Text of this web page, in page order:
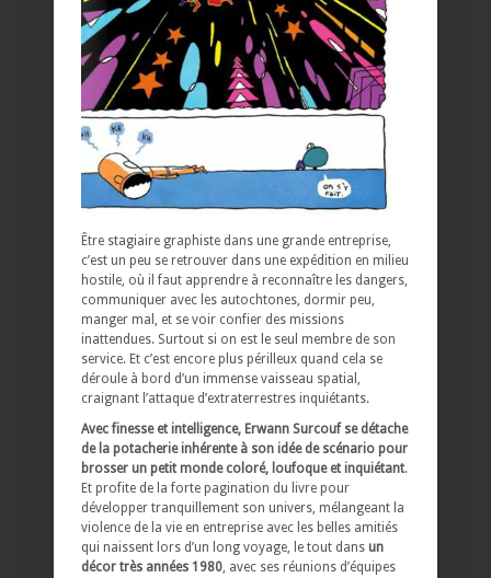
Être stagiaire graphiste dans une grande entreprise,
c’est un peu se retrouver dans une expédition en milieu
hostile, où il faut apprendre à reconnaître les dangers,
communiquer avec les autochtones, dormir peu,
manger mal, et se voir confier des missions
inattendues. Surtout si on est le seul membre de son
service. Et c’est encore plus périlleux quand cela se
déroule à bord d’un immense vaisseau spatial,
craignant l’attaque d’extraterrestres inquiétants.
Avec finesse et intelligence, Erwann Surcouf se détache
de la potacherie inhérente à son idée de scénario pour
brosser un petit monde coloré, loufoque et inquiétant.
Et profite de la forte pagination du livre pour
développer tranquillement son univers, mélangeant la
violence de la vie en entreprise avec les belles amitiés
qui naissent lors d’un long voyage, le tout dans un
décor très années 1980, avec ses réunions d’équipes